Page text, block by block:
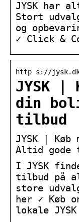
JYSK har
Stort
og
✓ Click &
http s://
JYSK |
din
tilbud
JYSK |
Altid gode
I JYSK
tilbud på
store
her ✓ Køb
lokale